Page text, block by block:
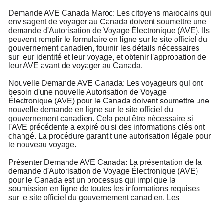
Demande AVE Canada Maroc: Les citoyens marocains qui
envisagent de voyager au Canada doivent soumettre une
demande d'Autorisation de Voyage Électronique (AVE). Ils
peuvent remplir le formulaire en ligne sur le site officiel du
gouvernement canadien, fournir les détails nécessaires
sur leur identité et leur voyage, et obtenir l'approbation de
leur AVE avant de voyager au Canada.
Nouvelle Demande AVE Canada: Les voyageurs qui ont
besoin d'une nouvelle Autorisation de Voyage
Électronique (AVE) pour le Canada doivent soumettre une
nouvelle demande en ligne sur le site officiel du
gouvernement canadien. Cela peut être nécessaire si
l'AVE précédente a expiré ou si des informations clés ont
changé. La procédure garantit une autorisation légale pour
le nouveau voyage.
Présenter Demande AVE Canada: La présentation de la
demande d'Autorisation de Voyage Électronique (AVE)
pour le Canada est un processus qui implique la
soumission en ligne de toutes les informations requises
sur le site officiel du gouvernement canadien. Les